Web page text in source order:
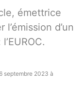
émettrice
l’émission d’un
septembre 2023 à